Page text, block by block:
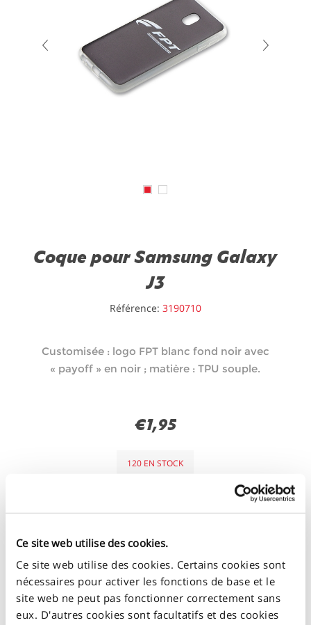
Ce site web utilise des cookies.
Ce site web utilise des cookies. Certains cookies sont
nécessaires pour activer les fonctions de base et le
site web ne peut pas fonctionner correctement sans
eux. D'autres cookies sont facultatifs et des cookies
Coque pour Samsung Galaxy
J3
Référence: 3190710
Customisée : logo FPT blanc fond noir avec
« payoff » en noir ; matière : TPU souple.
€1,95
120 EN STOCK
+